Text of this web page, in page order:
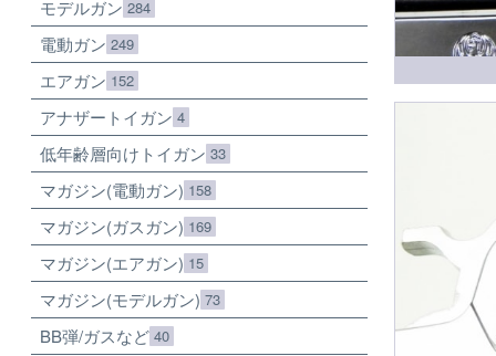
モデルガン 284
電動ガン 249
エアガン 152
アナザートイガン 4
低年齢層向けトイガン 33
マガジン(電動ガン) 158
マガジン(ガスガン) 169
マガジン(エアガン) 15
マガジン(モデルガン) 73
BB弾/ガスなど 40